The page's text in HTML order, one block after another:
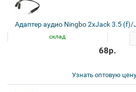
Адаптер аудио Ningbo 2xJack 3.5
склад
68р.
Узнать оптовую цену